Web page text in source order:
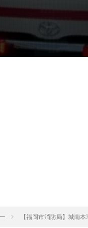
【福岡市消防局】城南